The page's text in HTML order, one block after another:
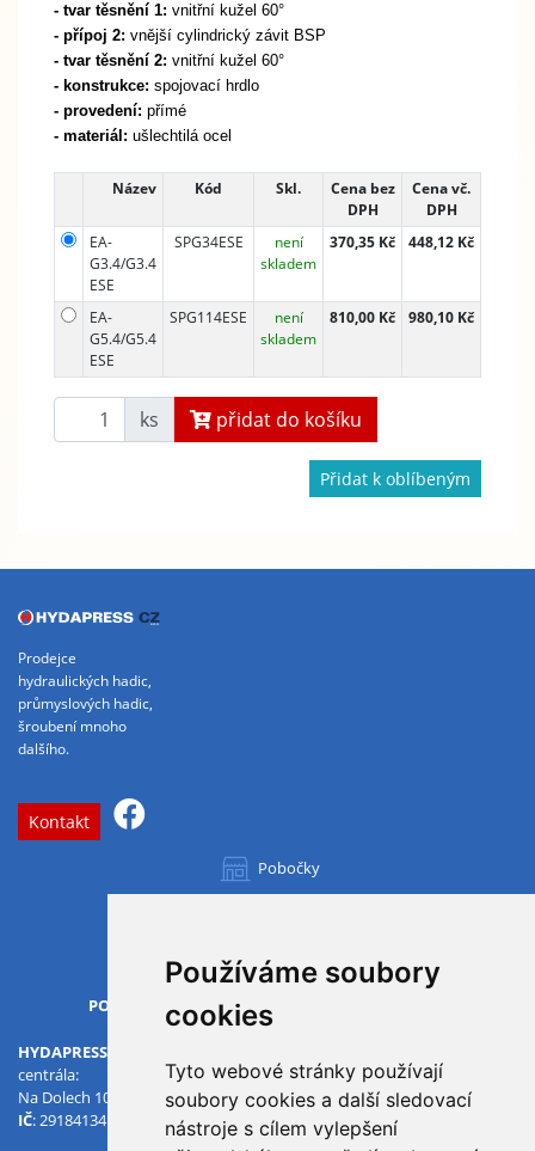
Používáme soubory
cookies
Tyto webové stránky používají
soubory cookies a další sledovací
nástroje s cílem vylepšení
- tvar těsnění 1: vnitřní kužel 60°
- přípoj 2: vnější cylindrický závit BSP
- tvar těsnění 2: vnitřní kužel 60°
- konstrukce: spojovací hrdlo
- provedení: přímé
- materiál: ušlechtilá ocel
Název Kód Skl.
Cena bez
DPH
Cena vč.
DPH
EA-
G3.4/G3.4
ESE
SPG34ESE
není
skladem
370,35 Kč 448,12 Kč
EA-
G5.4/G5.4
ESE
SPG114ESE
není
skladem
810,00 Kč 980,10 Kč
ks přidat do košíku
Přidat k oblíbeným
Prodejce
hydraulických hadic,
průmyslových hadic,
šroubení mnoho
dalšího.
Kontakt
Pobočky
OTVÍRACÍ DOBA
PO-PÁ
HYDAPRESS CZ s.r.o.
centrála:
Na Dolech 109 586 01 Jihlava
IČ: 29184134 : CZ29184134